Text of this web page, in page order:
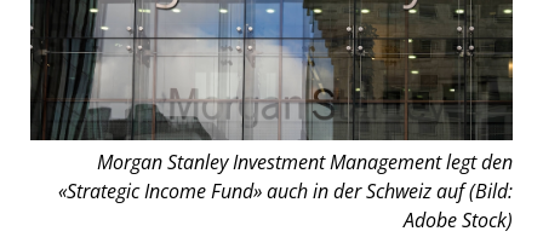
Morgan Stanley Investment Management legt den
«Strategic Income Fund» auch in der Schweiz auf (Bild:
Adobe Stock)